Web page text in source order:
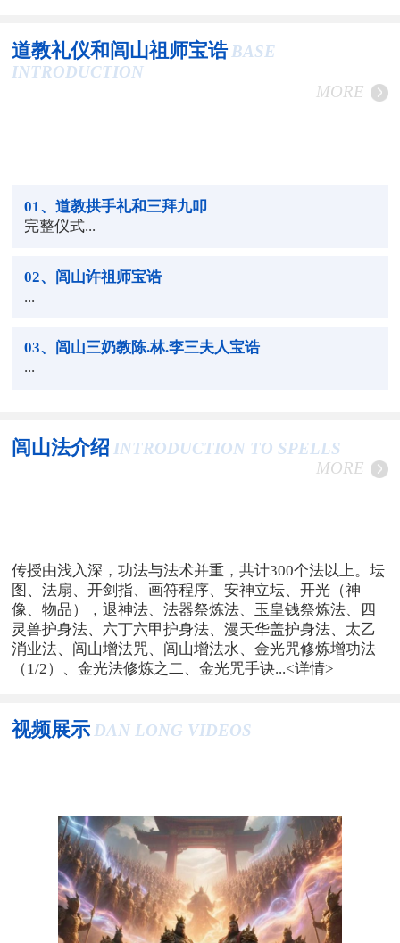
道教礼仪和闾山祖师宝诰 BASE
INTRODUCTION
MORE
01 、道教拱手礼和三拜九叩
完整仪式...
02、闾山许祖师宝诰
...
03、闾山三奶教陈.林.李三夫人宝诰
...
闾山法介绍 INTRODUCTION TO SPELLS
MORE
传授由浅入深，功法与法术并重，共计300个法以上。坛
图、法扇、开剑指、画符程序、安神立坛、开光（神
像、物品），退神法、法器祭炼法、玉皇钱祭炼法、四
灵兽护身法、六丁六甲护身法、漫天华盖护身法、太乙
消业法、闾山增法咒、闾山增法水、金光咒修炼增功法
（1/2）、金光法修炼之二、金光咒手诀...<详情>
视频展示 DAN LONG VIDEOS